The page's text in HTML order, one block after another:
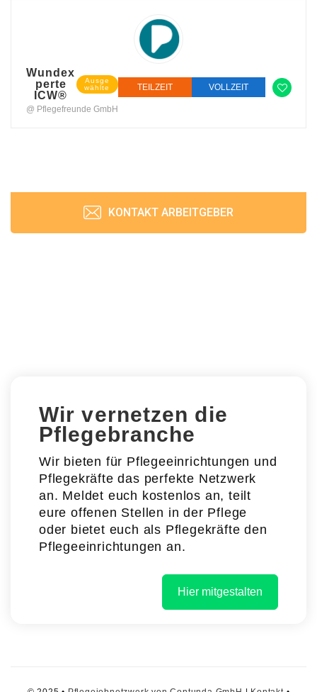
Wundex
perte
ICW®
Ausge
wählte
@ Pflegefreunde GmbH
TEILZEIT VOLLZEIT
KONTAKT ARBEITGEBER
Wir vernetzen die
Pflegebranche
Wir bieten für Pflegeeinrichtungen und
Pflegekräfte das perfekte Netzwerk
an. Meldet euch kostenlos an, teilt
eure offenen Stellen in der Pflege
oder bietet euch als Pflegekräfte den
Pflegeeinrichtungen an.
Hier mitgestalten